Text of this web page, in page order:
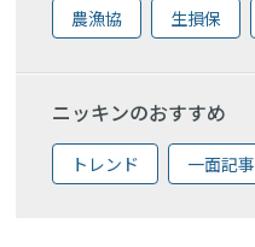
農漁協 生損保
ニッキンのおすすめ
トレンド 一面記事